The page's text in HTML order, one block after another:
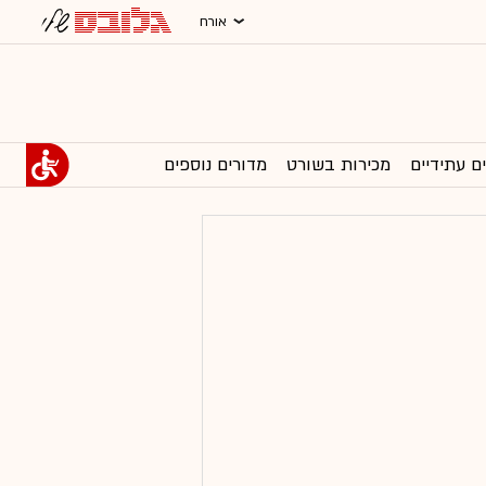
אורח
עתידיים מכירות בשורט מדורים נוספים